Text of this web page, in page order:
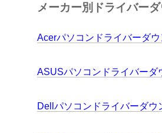
メーカー別ドライバー
Acerパソコンドライバーダ
ASUSパソコンドライバーダ
Dellパソコンドライバーダウ